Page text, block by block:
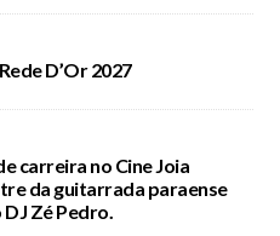
D’Or 2027
carreira no Cine Joia
da guitarrada paraense
Zé Pedro.